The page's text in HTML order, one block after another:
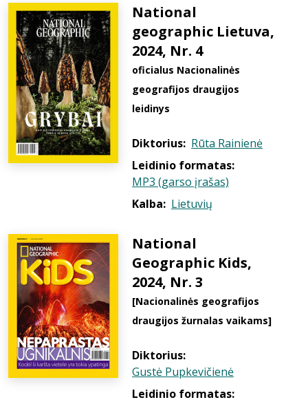
National
geographic Lietuva,
2024, Nr. 4
oficialus Nacionalinės
geografijos draugijos
leidinys
Diktorius: Rūta Rainienė
Leidinio formatas:
MP3 (garso įrašas)
Kalba: Lietuvių
National
Geographic Kids,
2024, Nr. 3
[Nacionalinės geografijos
draugijos žurnalas vaikams]
Diktorius:
Gustė Pupkevičienė
Leidinio formatas: